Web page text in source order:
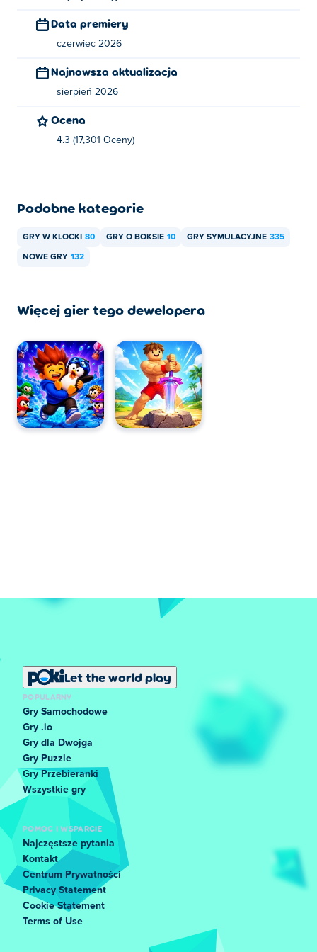
Jak mogę grać w Punch Master za darmo?
Czy mogę grać w Punch Master na
stacjonarnych?
Data premiery
czerwiec 2026
Najnowsza aktualizacja
sierpień 2026
Ocena
4.3 (17,301 Oceny)
Podobne kategorie
GRY W KLOCKI 80 GRY O BOKSIE 10 GRY SYMULACYJNE 335
NOWE GRY 132
Więcej gier tego dewelopera
Let the world play
POPULARNY
Gry Samochodowe
Gry .io
Gry dla Dwojga
Gry Puzzle
Gry Przebieranki
Wszystkie gry
POMOC I WSPARCIE
Najczęstsze pytania
Kontakt
Centrum Prywatności
Privacy Statement
Cookie Statement
Terms of Use